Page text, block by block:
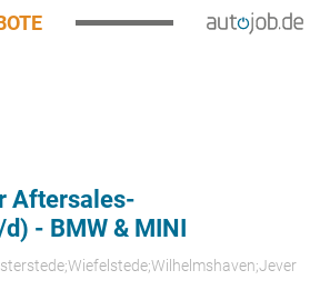
Aftersales-
- BMW & MINI